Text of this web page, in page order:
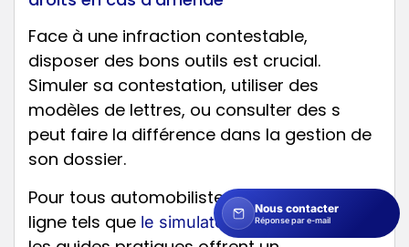
Face à une infraction contestable,
disposer des bons outils est crucial.
Simuler sa contestation, utiliser des
modèles de lettres, ou consulter des s
peut faire la différence dans la gestion de
son dossier.
Pour tous automobilistes, des services en
ligne tels que le simulateur Captain Radar
Nous contacter
Réponse par e-mail